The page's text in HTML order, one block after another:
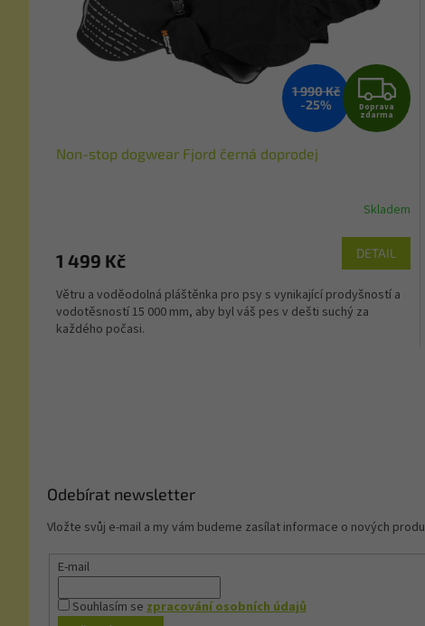
1 990 Kč
-25%
Z
D
R
M
A
Doprava
zdarma
Non-stop dogwear Fjord černá doprodej
Skladem
1 499 Kč DETAIL
Větru a voděodolná pláštěnka pro psy s vynikající prodyšností a
vodotěsností 15 000 mm, aby byl váš pes v dešti suchý za
každého počasi.
Odebírat newsletter
Vložte svůj e-mail a my vám budeme zasílat informace o nových
E-mail
Souhlasím se zpracování osobních údajů